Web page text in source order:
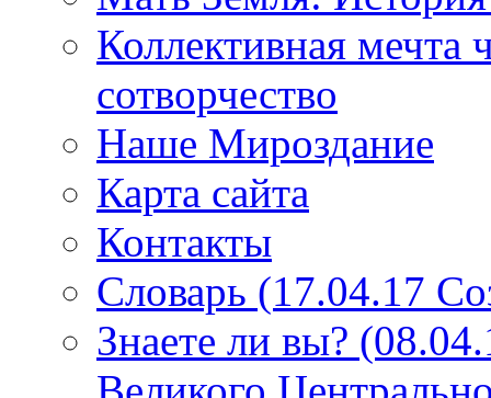
Коллективная мечта
сотворчество
Наше Мироздание
Карта сайта
Контакты
Словарь (17.04.17
Знаете ли вы?